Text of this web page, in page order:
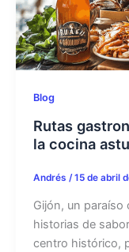
Blog
Rutas
la cocina
Andrés /15 de abril
Gijón, un paraíso
historias de
centro histórico,